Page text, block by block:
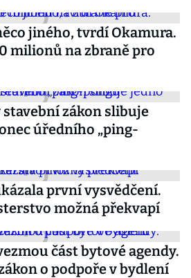
jiného, tvrdí Okamura.
milionů na zbraně pro
stavební zákon slibuje
úředního „ping-
první vysvědčení.
možná překvapí
část bytové agendy.
o podpoře v bydlení